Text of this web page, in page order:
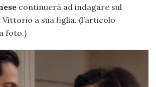
continuerà ad indagare sul
Vittorio a sua figlia. (l’articolo
foto.)